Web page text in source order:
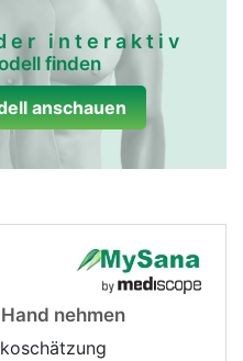
interaktiv
finden
anschauen
nehmen